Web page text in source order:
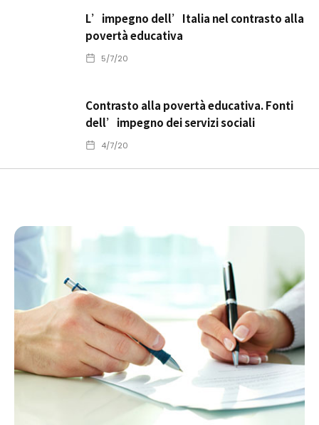
L’impegno dell’Italia nel contrasto alla
povertà educativa
5/7/20
Contrasto alla povertà educativa. Fonti
dell’impegno dei servizi sociali
4/7/20